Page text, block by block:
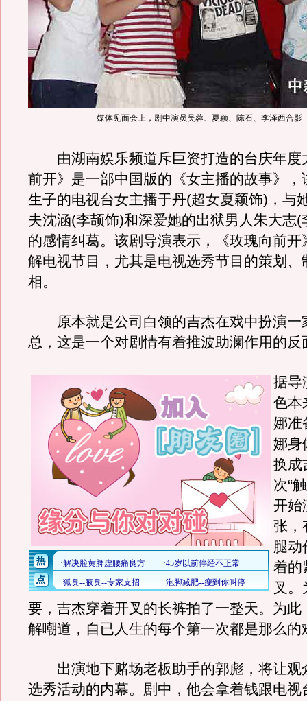
媒体见面会上，剧中演员吴蓉、夏颖、陈石、李泽西合影
由湖南娱乐频道斥巨资打造的台庆年度
前开》是一部中国版的《女主播的故事》，
生子的电视台女主播于丹(超女夏颖饰)，与
夫沈涵(李颉饰)和深爱她的出狱男人朱大志(
的感情纠葛。该剧导演表示，《玫瑰向前开
解电视节目，尤其是电视选秀节目的策划、
相。
原本就是公司白领的吉杰在戏中扮演一
总，这是一个对剧情有着推波助澜作用的反
据导
色本
娜准
娜身
换成
次“
开始
张，
腿动
着的
叉。
要，吉杰穿着开叉的长裤拍了一整天。为此
解嘲道，自已人生的每个第一次都是那么的
出演地下赌场老板助手的郭彪，将让观
选秀活动的内幕。剧中，他会拿着钱跟电视